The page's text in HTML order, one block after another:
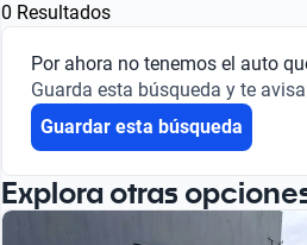
0 Resultados
Por ahora no tenemos el auto
Guarda esta búsqueda y te
Guardar esta búsqueda
Explora otras